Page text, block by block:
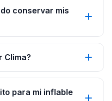
conservar mis
Clima?
para mi inflable